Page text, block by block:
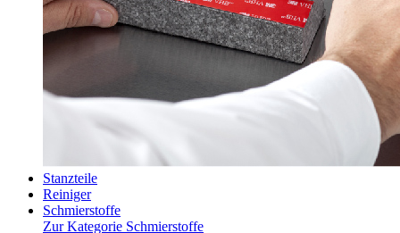
Stanzteile
Reiniger
Schmierstoffe
Zur Kategorie Schmierstoffe